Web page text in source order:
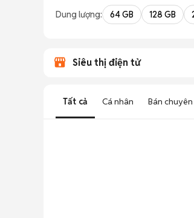
Dung lượng: 64 GB 128 GB
Siêu thị điện tử
Tất cả Cá nhân Bán chuyên